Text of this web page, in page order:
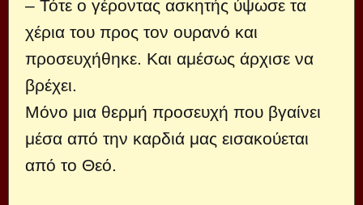
– Τότε ο γέροντας ασκητής ύψωσε τα
χέρια του προς τον ουρανό και
προσευχήθηκε. Και αμέσως άρχισε να
βρέχει.
Μόνο μια θερμή προσευχή που βγαίνει
μέσα από την καρδιά μας εισακούεται
από το Θεό.